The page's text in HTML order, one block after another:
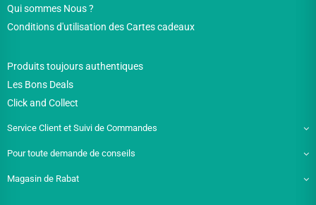
Qui sommes Nous ?
Conditions d'utilisation des Cartes cadeaux
Produits toujours authentiques
Les Bons Deals
Click and Collect
Service Client et Suivi de Commandes
Pour toute demande de conseils
Magasin de Rabat